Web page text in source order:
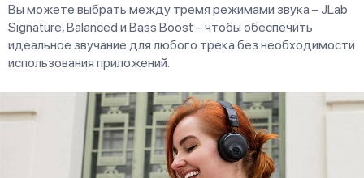
Вы можете выбрать между тремя режимами звука – JLab
Signature, Balanced и Bass Boost – чтобы обеспечить
идеальное звучание для любого трека без необходимости
использования приложений.